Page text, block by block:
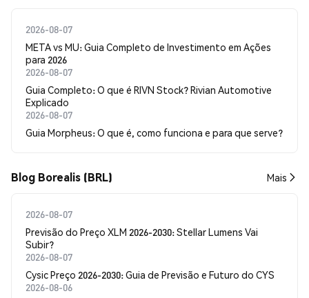
2026-08-07
META vs MU: Guia Completo de Investimento em Ações
para 2026
2026-08-07
Guia Completo: O que é RIVN Stock? Rivian Automotive
Explicado
2026-08-07
Guia Morpheus: O que é, como funciona e para que serve?
Blog Borealis (BRL) Mais
2026-08-07
Previsão do Preço XLM 2026-2030: Stellar Lumens Vai
Subir?
2026-08-07
Cysic Preço 2026-2030: Guia de Previsão e Futuro do CYS
2026-08-06